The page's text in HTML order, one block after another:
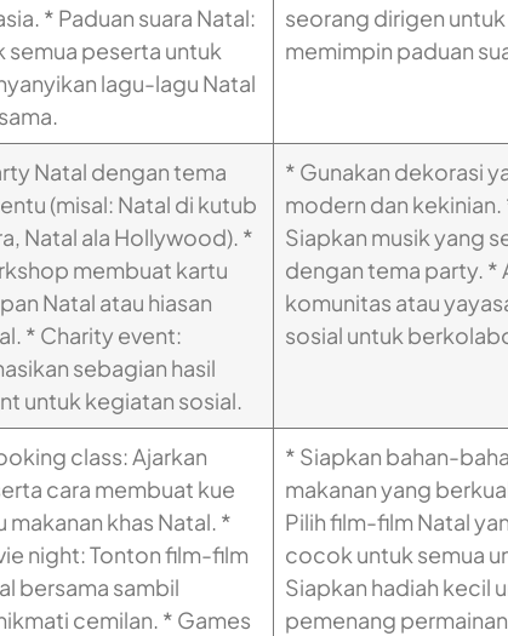
* Paduan suara Natal:
semua peserta untuk
lagu-lagu Natal
seorang dirigen untuk
memimpin paduan
Natal dengan tema
(misal: Natal di kutub
Natal ala Hollywood). *
membuat kartu
Natal atau hiasan
* Charity event:
sebagian hasil
untuk kegiatan sosial.
* Gunakan dekorasi
modern dan kekinian.
Siapkan musik yang
dengan tema party. *
komunitas atau
sosial untuk
class: Ajarkan
cara membuat kue
makanan khas Natal. *
night: Tonton film-film
bersama sambil
cemilan. * Games
* Siapkan bahan-
makanan yang
Pilih film-film Natal
cocok untuk semua
Siapkan hadiah kecil
pemenang